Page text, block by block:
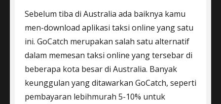
Sebelum tiba di Australia ada baiknya kamu
men-download aplikasi taksi online yang satu
ini. GoCatch merupakan salah satu alternatif
dalam memesan taksi online yang tersebar di
beberapa kota besar di Australia. Banyak
keunggulan yang ditawarkan GoCatch, seperti
pembayaran lebihmurah 5-10% untuk